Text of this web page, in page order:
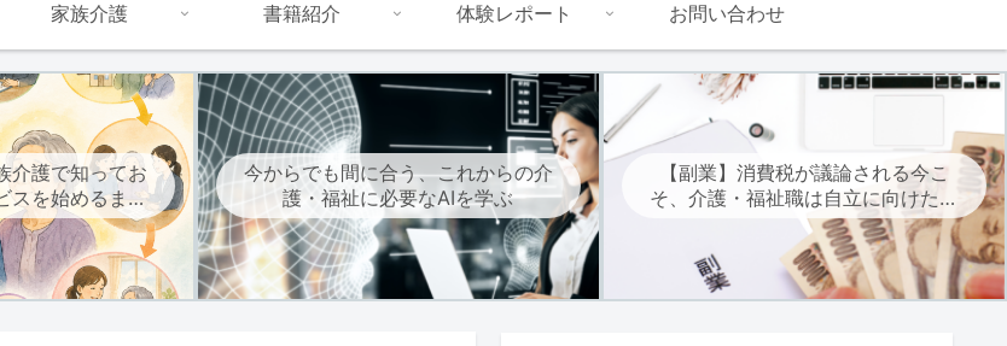
家族介護 書籍紹介 体験レポート お問い合わせ
介護で知ってお
スを始めるまで
今からでも間に合う、これからの介
護・福祉に必要なAIを学ぶ
【副業】消費税が議論される今こ
そ、介護・福祉職は自立に向けた副
業を考えよう